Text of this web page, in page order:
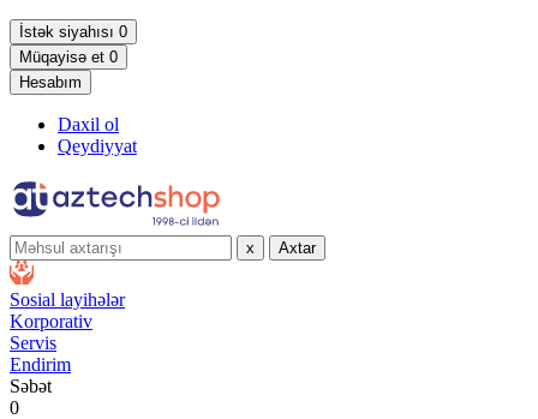
İstək siyahısı 0
Müqayisə et 0
Hesabım
Daxil ol
Qeydiyyat
x Axtar
Sosial layihələr
Korporativ
Servis
Endirim
Səbət
0